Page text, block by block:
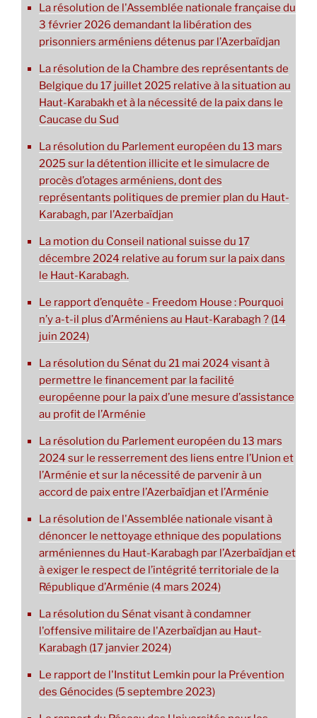
La résolution de l'Assemblée nationale française du
3 février 2026 demandant la libération des
prisonniers arméniens détenus par l’Azerbaïdjan
La résolution de la Chambre des représentants de
Belgique du 17 juillet 2025 relative à la situation au
Haut-Karabakh et à la nécessité de la paix dans le
Caucase du Sud
La résolution du Parlement européen du 13 mars
2025 sur la détention illicite et le simulacre de
procès d’otages arméniens, dont des
représentants politiques de premier plan du Haut-
Karabagh, par l’Azerbaïdjan
La motion du Conseil national suisse du 17
décembre 2024 relative au forum sur la paix dans
le Haut-Karabagh.
Le rapport d’enquête - Freedom House : Pourquoi
n’y a-t-il plus d’Arméniens au Haut-Karabagh ? (14
juin 2024)
La résolution du Sénat du 21 mai 2024 visant à
permettre le financement par la facilité
européenne pour la paix d’une mesure d’assistance
au profit de l’Arménie
La résolution du Parlement européen du 13 mars
2024 sur le resserrement des liens entre l’Union et
l’Arménie et sur la nécessité de parvenir à un
accord de paix entre l’Azerbaïdjan et l’Arménie
La résolution de l'Assemblée nationale visant à
dénoncer le nettoyage ethnique des populations
arméniennes du Haut-Karabagh par l’Azerbaïdjan et
à exiger le respect de l’intégrité territoriale de la
République d’Arménie (4 mars 2024)
La résolution du Sénat visant à condamner
l'offensive militaire de l'Azerbaïdjan au Haut-
Karabagh (17 janvier 2024)
Le rapport de l'Institut Lemkin pour la Prévention
des Génocides (5 septembre 2023)